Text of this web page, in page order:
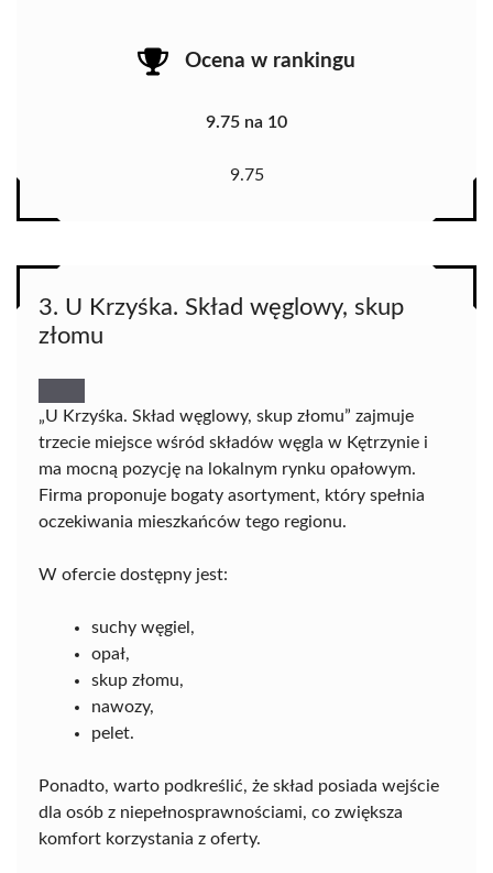
Ocena w rankingu
9.75 na 10
9.75
3. U Krzyśka. Skład węglowy, skup
złomu
„U Krzyśka. Skład węglowy, skup złomu” zajmuje
trzecie miejsce wśród składów węgla w Kętrzynie i
ma mocną pozycję na lokalnym rynku opałowym.
Firma proponuje bogaty asortyment, który spełnia
oczekiwania mieszkańców tego regionu.
W ofercie dostępny jest:
suchy węgiel,
opał,
skup złomu,
nawozy,
pelet.
Ponadto, warto podkreślić, że skład posiada wejście
dla osób z niepełnosprawnościami, co zwiększa
komfort korzystania z oferty.